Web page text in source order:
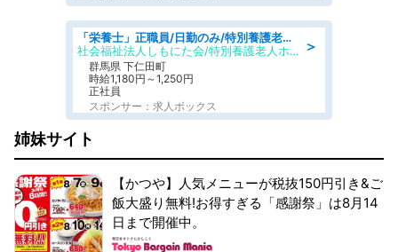
＞
「栄養士」正職員/日勤のみ/特別養護老人ホーム
社会福祉法人しもにた会/特別養護老人ホーム かぶらの里
群馬県 下仁田町
時給1,180円～1,250円
正社員
スポンサー：求人ボックス
姉妹サイト
【かつや】人気メニューが税抜150円引き&ご
飯大盛り無料!お得すぎる「感謝祭」は8月14
日まで開催中。